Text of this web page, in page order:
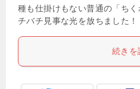
種も仕掛けもない普通の「ち
チバチ見事な光を放ちました！
続きを